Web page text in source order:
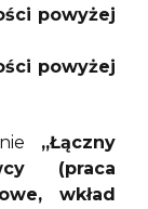
powyżej
powyżej
„Łączny
(praca
wkład